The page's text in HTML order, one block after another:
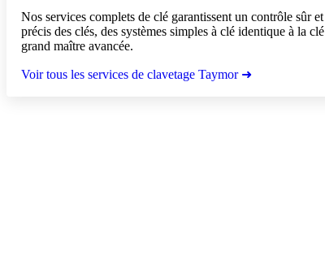
Nos services complets de clé garantissent un contrôle sûr et
précis des clés, des systèmes simples à clé identique à la clé
grand maître avancée.
Voir tous les services de clavetage Taymor ➜